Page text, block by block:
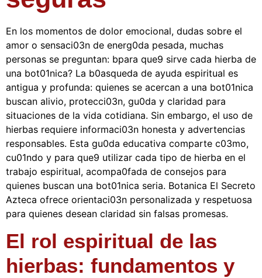
En los momentos de dolor emocional, dudas sobre el
amor o sensaci03n de energ0da pesada, muchas
personas se preguntan: bpara que9 sirve cada hierba de
una bot01nica? La b0asqueda de ayuda espiritual es
antigua y profunda: quienes se acercan a una bot01nica
buscan alivio, protecci03n, gu0da y claridad para
situaciones de la vida cotidiana. Sin embargo, el uso de
hierbas requiere informaci03n honesta y advertencias
responsables. Esta gu0da educativa comparte c03mo,
cu01ndo y para que9 utilizar cada tipo de hierba en el
trabajo espiritual, acompa0fada de consejos para
quienes buscan una bot01nica seria. Botanica El Secreto
Azteca ofrece orientaci03n personalizada y respetuosa
para quienes desean claridad sin falsas promesas.
El rol espiritual de las
hierbas: fundamentos y